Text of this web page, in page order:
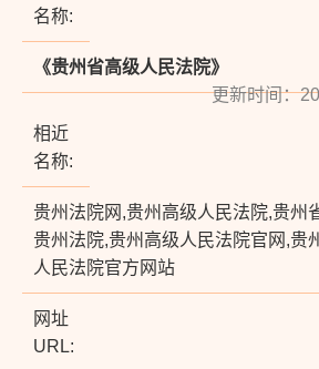
名称:
《贵州省高级人民法院》
更新时间：
相近
名称:
贵州法院网,贵州高级人民法院,贵州
贵州法院,贵州高级人民法院官网,贵
人民法院官方网站
网址
URL: